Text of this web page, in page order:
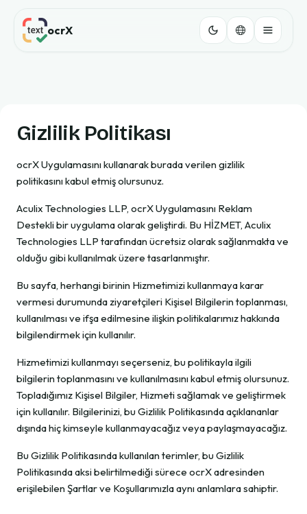
ocrX
Gizlilik Politikası
ocrX Uygulamasını kullanarak burada verilen gizlilik
politikasını kabul etmiş olursunuz.
Aculix Technologies LLP, ocrX Uygulamasını Reklam
Destekli bir uygulama olarak geliştirdi. Bu HİZMET, Aculix
Technologies LLP tarafından ücretsiz olarak sağlanmakta ve
olduğu gibi kullanılmak üzere tasarlanmıştır.
Bu sayfa, herhangi birinin Hizmetimizi kullanmaya karar
vermesi durumunda ziyaretçileri Kişisel Bilgilerin toplanması,
kullanılması ve ifşa edilmesine ilişkin politikalarımız hakkında
bilgilendirmek için kullanılır.
Hizmetimizi kullanmayı seçerseniz, bu politikayla ilgili
bilgilerin toplanmasını ve kullanılmasını kabul etmiş olursunuz.
Topladığımız Kişisel Bilgiler, Hizmeti sağlamak ve geliştirmek
için kullanılır. Bilgilerinizi, bu Gizlilik Politikasında açıklananlar
dışında hiç kimseyle kullanmayacağız veya paylaşmayacağız.
Bu Gizlilik Politikasında kullanılan terimler, bu Gizlilik
Politikasında aksi belirtilmediği sürece ocrX adresinden
erişilebilen Şartlar ve Koşullarımızla aynı anlamlara sahiptir.